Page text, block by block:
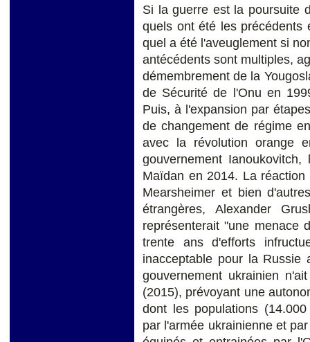
Si la guerre est la poursuite
quels ont été les précédents
quel a été l'aveuglement si
antécédents sont multiples,
démembrement de la
de Sécurité de l'Onu en
Puis, à l'expansion par
de changement de régime
avec la révolution orange
gouvernement
Maïdan en 2014. La
Mearsheimer et bien
étrangères, Alexander
représenterait "une menace
trente ans d'efforts
inacceptable pour la Russie
gouvernement ukrainien
(2015), prévoyant une
dont les populations
par l'armée ukrainienne et